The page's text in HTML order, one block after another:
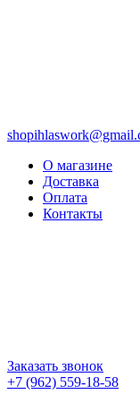
О магазине
Доставка
Оплата
Контакты
Заказать звонок
+7 (962) 559-18-58